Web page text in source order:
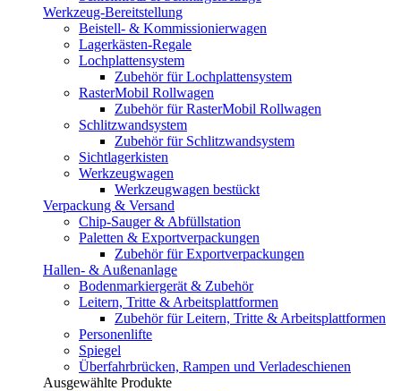
Werkzeug-Bereitstellung
Beistell- & Kommissionierwagen
Lagerkästen-Regale
Lochplattensystem
Zubehör für Lochplattensystem
RasterMobil Rollwagen
Zubehör für RasterMobil Rollwagen
Schlitzwandsystem
Zubehör für Schlitzwandsystem
Sichtlagerkisten
Werkzeugwagen
Werkzeugwagen bestückt
Verpackung & Versand
Chip-Sauger & Abfüllstation
Paletten & Exportverpackungen
Zubehör für Exportverpackungen
Hallen- & Außenanlage
Bodenmarkiergerät & Zubehör
Leitern, Tritte & Arbeitsplattformen
Zubehör für Leitern, Tritte & Arbeitsplattformen
Personenlifte
Spiegel
Überfahrbrücken, Rampen und Verladeschienen
Ausgewählte Produkte